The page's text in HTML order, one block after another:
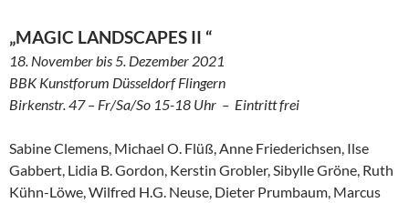
„MAGIC LANDSCAPES II “
18. November bis 5. Dezember 2021
BBK Kunstforum Düsseldorf Flingern
Birkenstr. 47 – Fr/Sa/So 15-18 Uhr – Eintritt frei
Sabine Clemens, Michael O. Flüß, Anne Friederichsen, Ilse
Gabbert, Lidia B. Gordon, Kerstin Grobler, Sibylle Gröne, Ruth
Kühn-Löwe, Wilfred H.G. Neuse, Dieter Prumbaum, Marcus